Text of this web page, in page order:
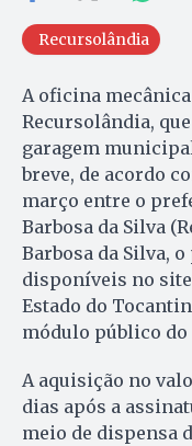
Recursolândia
A oficina
Recursolândia,
garagem
breve, de acordo
março entre o
Barbosa da Silva
Barbosa da Silva,
disponíveis no
Estado do
módulo público do
A aquisição no
dias após a
meio de dispensa